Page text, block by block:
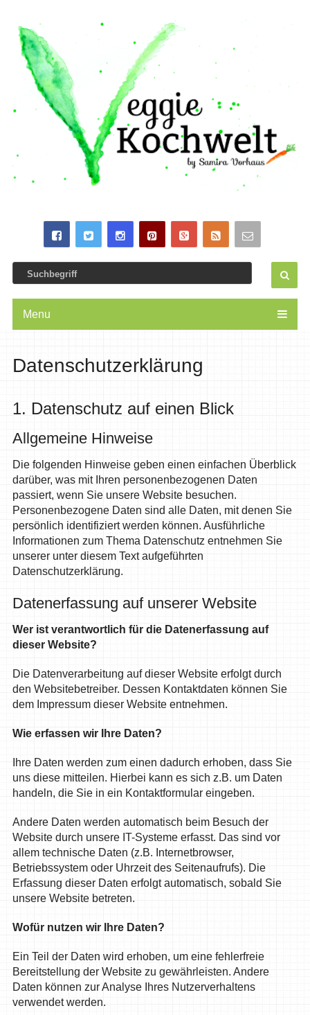
Menu
Datenschutzerklärung
1. Datenschutz auf einen Blick
Allgemeine Hinweise
Die folgenden Hinweise geben einen einfachen Überblick
darüber, was mit Ihren personenbezogenen Daten
passiert, wenn Sie unsere Website besuchen.
Personenbezogene Daten sind alle Daten, mit denen Sie
persönlich identifiziert werden können. Ausführliche
Informationen zum Thema Datenschutz entnehmen Sie
unserer unter diesem Text aufgeführten
Datenschutzerklärung.
Datenerfassung auf unserer Website
Wer ist verantwortlich für die Datenerfassung auf
dieser Website?
Die Datenverarbeitung auf dieser Website erfolgt durch
den Websitebetreiber. Dessen Kontaktdaten können Sie
dem Impressum dieser Website entnehmen.
Wie erfassen wir Ihre Daten?
Ihre Daten werden zum einen dadurch erhoben, dass Sie
uns diese mitteilen. Hierbei kann es sich z.B. um Daten
handeln, die Sie in ein Kontaktformular eingeben.
Andere Daten werden automatisch beim Besuch der
Website durch unsere IT-Systeme erfasst. Das sind vor
allem technische Daten (z.B. Internetbrowser,
Betriebssystem oder Uhrzeit des Seitenaufrufs). Die
Erfassung dieser Daten erfolgt automatisch, sobald Sie
unsere Website betreten.
Wofür nutzen wir Ihre Daten?
Ein Teil der Daten wird erhoben, um eine fehlerfreie
Bereitstellung der Website zu gewährleisten. Andere
Daten können zur Analyse Ihres Nutzerverhaltens
verwendet werden.